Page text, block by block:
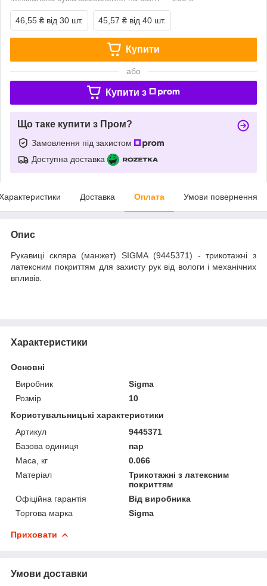
46,55 ₴ від 30 шт. 45,57 ₴ від 40 шт.
Купити
або
Купити з
Що таке купити з Пром?
Замовлення під захистом
Доступна доставка
Доставка Оплата Умови повернення
Опис
Рукавиці скляра (манжет) SIGMA (9445371) - трикотажні з
латексним покриттям для захисту рук від вологи і механічних
впливів.
Характеристики
Основні
Виробник
Sigma
Розмір
10
Користувальницькі характеристики
Артикул
9445371
Базова одиниця
пар
Маса, кг
0.066
Матеріал
Трикотажні з латексним
покриттям
Офіційна гарантія
Від виробника
Торгова марка
Sigma
Приховати
Умови доставки